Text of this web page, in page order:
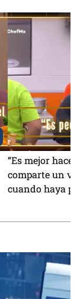
“Es mejor
comparte un
cuando haya